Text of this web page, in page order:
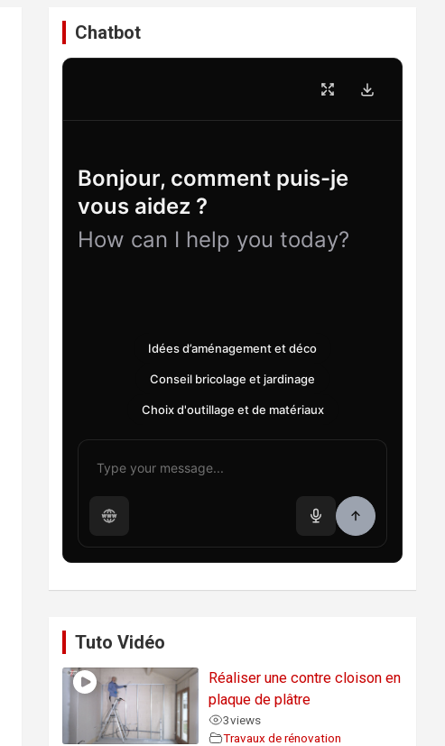
Chatbot
Bonjour, comment puis-je
vous aidez ?
How can I help you today?
Idées d’aménagement et déco
Conseil bricolage et jardinage
Choix d'outillage et de matériaux
Tuto Vidéo
Réaliser une contre cloison en
plaque de plâtre
3views
Travaux de rénovation